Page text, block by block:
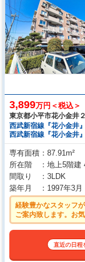
3,899万円＜税込＞
東京都小平市花小金井
西武新宿線『花小金井
西武新宿線『花小金井
専有面積
87.91m²
所在階
地上5階建
間取り
3LDK
築年月
1997年3月
経験豊かなスタッフ
ご案内致します。お
直近の日程